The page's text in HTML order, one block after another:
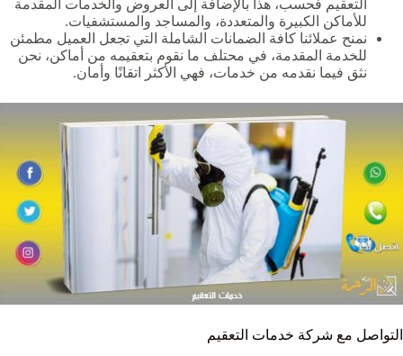
التعقيم فحسب، هذا بالإضافة إلى العروض والخدمات المقدمة
للأماكن الكبيرة والمتعددة، والمساجد والمستشفيات.
نمنح عملائنا كافة الضمانات الشاملة التي تجعل العميل مطمئن
للخدمة المقدمة، في محتلف ما نقوم بتعقيمه من أماكن، نحن
نثق فيما نقدمه من خدمات، فهي الأكثر اتقانًا وأمان.
التواصل مع شركة خدمات التعقيم